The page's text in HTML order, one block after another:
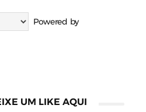
Powered by
UM LIKE AQUI